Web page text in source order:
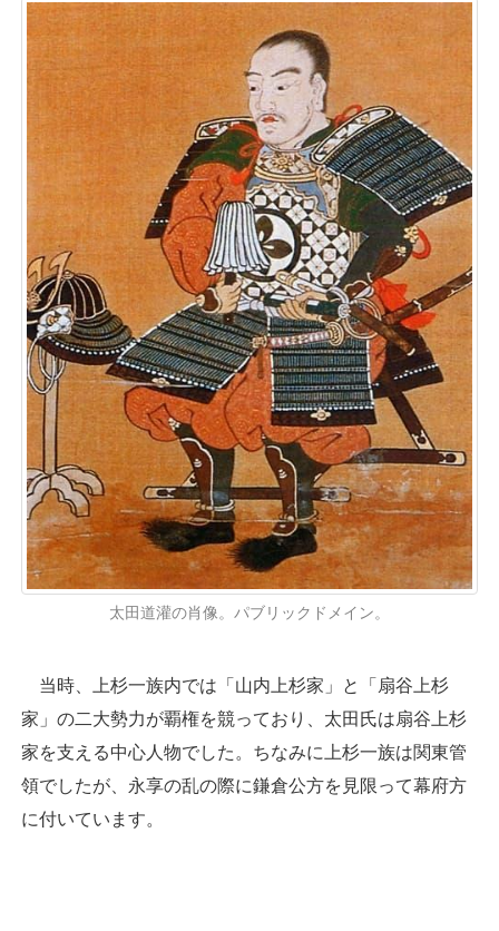
太田道灌の肖像。パブリックドメイン。
当時、上杉一族内では「山内上杉家」と「扇谷上杉
家」の二大勢力が覇権を競っており、太田氏は扇谷上杉
家を支える中心人物でした。ちなみに上杉一族は関東管
領でしたが、永享の乱の際に鎌倉公方を見限って幕府方
に付いています。